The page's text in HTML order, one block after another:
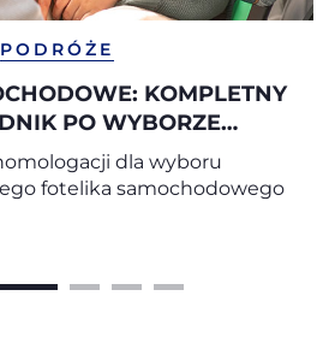
PODRÓŻE
KOMPLETNY
PO WYBORZE
FOTELIKA
dla wyboru
fotelika samochodowego